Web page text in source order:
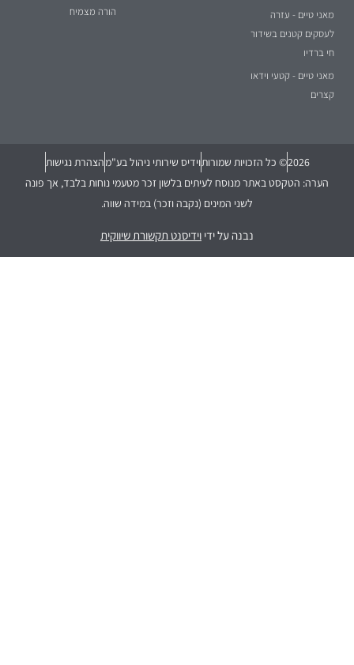
מאני טיים - עזרה
לעסקים קטנים בשידור
חי ברדיו
מאני טיים - קטעי וידאו
קצרים
הורה מצמיח
2026© כל הזכויות שמורותוידיס שירותי ניהול בע"מהצהרת נגישות
הערה: הטקסט באתר מנוסח לעיתים בלשון זכר מטעמי נוחות בלבד, אך פונה
לשני המינים (נקבה וזכר) במידה שווה.
נבנה על ידי וידיסנט תקשורת שיווקית